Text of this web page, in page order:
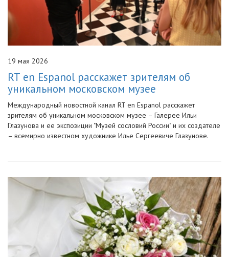
19 мая 2026
RT en Espanol расскажет зрителям об
уникальном московском музее
Международный новостной канал RT en Espanol расскажет
зрителям об уникальном московском музее – Галерее Ильи
Глазунова и ее экспозиции "Музей сословий России" и их создателе
– всемирно известном художнике Илье Сергеевиче Глазунове.